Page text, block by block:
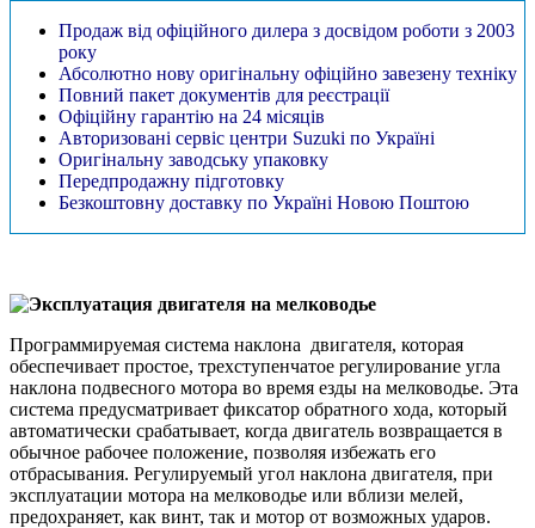
Продаж від офіційного дилера з досвідом роботи з 2003
року
Абсолютно нову оригінальну офіційно завезену техніку
Повний пакет документів для реєстрації
Офіційну гарантію на 24 місяців
Авторизовані сервіс центри Suzuki по Україні
Оригінальну заводську упаковку
Передпродажну підготовку
Безкоштовну доставку по Україні Новою Поштою
Эксплуатация двигателя на мелководье
Программируемая система наклона двигателя, которая
обеспечивает простое, трехступенчатое регулирование угла
наклона подвесного мотора во время езды на мелководье. Эта
система предусматривает фиксатор обратного хода, который
автоматически срабатывает, когда двигатель возвращается в
обычное рабочее положение, позволяя избежать его
отбрасывания. Регулируемый угол наклона двигателя, при
эксплуатации мотора на мелководье или вблизи мелей,
предохраняет, как винт, так и мотор от возможных ударов.